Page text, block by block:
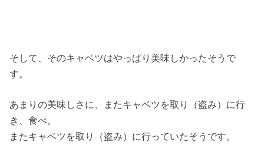
そして、そのキャベツはやっぱり美味しかったそうで
す。
あまりの美味しさに、またキャベツを取り（盗み）に行
き、食べ。
またキャベツを取り（盗み）に行っていたそうです。